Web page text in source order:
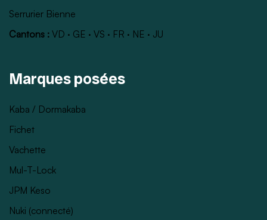
Serrurier Bienne
Cantons : VD · GE · VS · FR · NE · JU
Marques posées
Kaba / Dormakaba
Fichet
Vachette
Mul-T-Lock
JPM Keso
Nuki (connecté)